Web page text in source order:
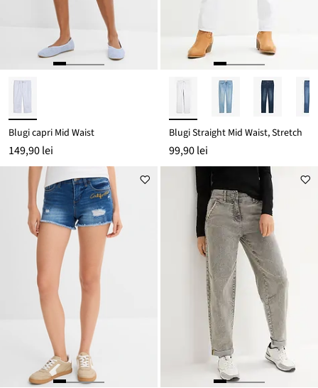
Blugi capri Mid Waist
149,90 lei
Blugi Straight Mid Waist, Stretch
99,90 lei